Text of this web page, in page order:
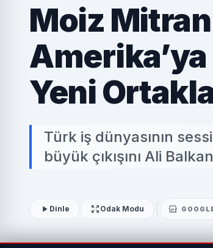
Moiz
Yeni
Türk iş dünyasının
büyük çıkışını Ali
Dinle Odak Modu